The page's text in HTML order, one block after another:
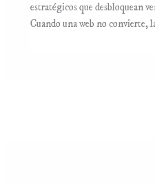
estratégicos que desbloquean
Cuando una web no convierte,